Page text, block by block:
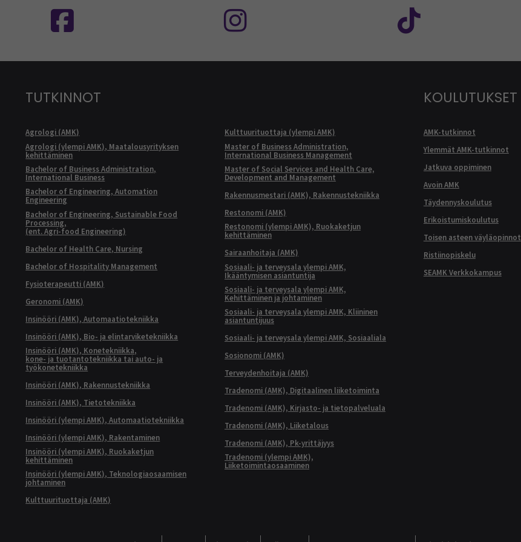
TUTKINNOT
Agrologi (AMK)
Agrologi (ylempi AMK), Maatalousyrityksen
kehittäminen
Bachelor of Business Administration,
International Business
Bachelor of Engineering, Automation
Engineering
Bachelor of Engineering, Sustainable Food
Processing,
(ent. Agri-food Engineering)
Bachelor of Health Care, Nursing
Bachelor of Hospitality Management
Fysioterapeutti (AMK)
Geronomi (AMK)
Insinööri (AMK), Automaatiotekniikka
Insinööri (AMK), Bio- ja elintarviketekniikka
Insinööri (AMK), Konetekniikka,
kone- ja tuotantotekniikka tai auto- ja
työkonetekniikka
Insinööri (AMK), Rakennustekniikka
Insinööri (AMK), Tietotekniikka
Insinööri (ylempi AMK), Automaatiotekniikka
Insinööri (ylempi AMK), Rakentaminen
Insinööri (ylempi AMK), Ruokaketjun
kehittäminen
Insinööri (ylempi AMK), Teknologiaosaamisen
johtaminen
Kulttuurituottaja (AMK)
Kulttuurituottaja (ylempi AMK)
Master of Business Administration,
International Business Management
Master of Social Services and Health Care,
Development and Management
Rakennusmestari (AMK), Rakennustekniikka
Restonomi (AMK)
Restonomi (ylempi AMK), Ruokaketjun
kehittäminen
Sairaanhoitaja (AMK)
Sosiaali- ja terveysala ylempi AMK,
Ikääntymisen asiantuntija
Sosiaali- ja terveysala ylempi AMK,
Kehittäminen ja johtaminen
Sosiaali- ja terveysala ylempi AMK, Kliininen
asiantuntijuus
Sosiaali- ja terveysala ylempi AMK, Sosiaaliala
Sosionomi (AMK)
Terveydenhoitaja (AMK)
Tradenomi (AMK), Digitaalinen liiketoiminta
Tradenomi (AMK), Kirjasto- ja tietopalveluala
Tradenomi (AMK), Liiketalous
Tradenomi (AMK), Pk-yrittäjyys
Tradenomi (ylempi AMK),
Liiketoimintaosaaminen
KOULUTUKSET
AMK-tutkinnot
Ylemmät AMK-tutkinnot
Jatkuva oppiminen
Avoin AMK
Täydennyskoulutus
Erikoistumiskoulutus
Toisen asteen väyläopinnot
Ristiinopiskelu
SEAMK Verkkokampus